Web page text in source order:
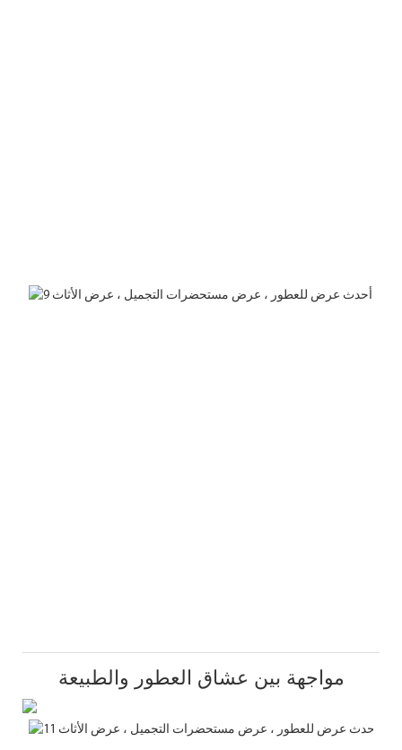
مواجهة بين عشاق العطور والطبيعة